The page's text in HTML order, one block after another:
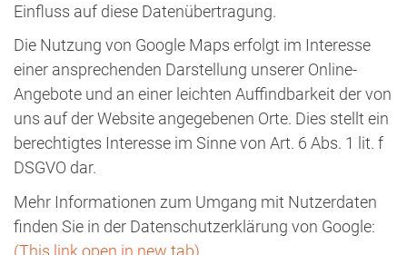
Einfluss auf diese Datenübertragung.
Die Nutzung von Google Maps erfolgt im Interesse
einer ansprechenden Darstellung unserer Online-
Angebote und an einer leichten Auffindbarkeit der von
uns auf der Website angegebenen Orte. Dies stellt ein
berechtigtes Interesse im Sinne von Art. 6 Abs. 1 lit. f
DSGVO dar.
Mehr Informationen zum Umgang mit Nutzerdaten
finden Sie in der Datenschutzerklärung von Google:
(This link open in new tab)